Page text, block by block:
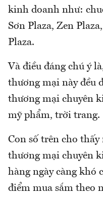
kinh doanh như:
Sơn Plaza, Zen
Plaza.
Và điều đáng chú ý
thương mại này đều
thương mại chuyên
mỹ phẩm, trời trang.
Con số trên cho
thương mại chuyên
hàng ngày càng khó
điểm mua sắm theo